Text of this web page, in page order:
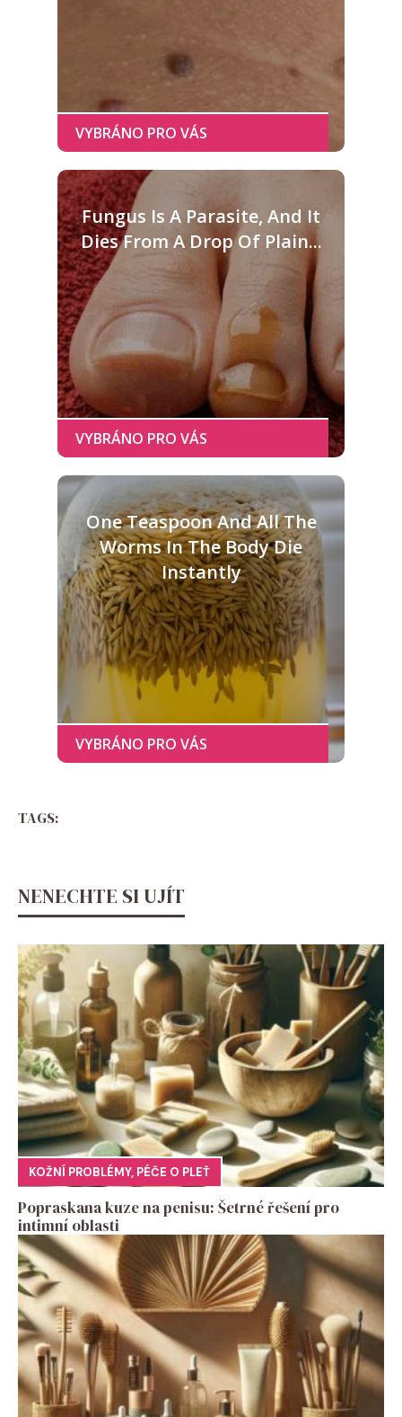
Fungus Is A Parasite, And It
Dies From A Drop Of Plain...
One Teaspoon And All The
Worms In The Body Die
Instantly
TAGS:
NENECHTE SI UJÍT
KOŽNÍ PROBLÉMY, PÉČE O PLEŤ
Popraskana kuze na penisu: Šetrné řešení pro
intimní oblasti